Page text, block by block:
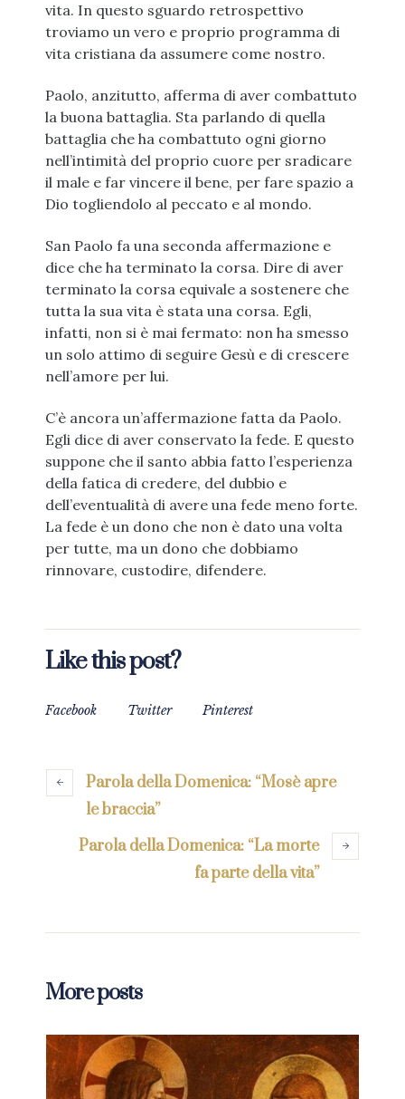
vita. In questo sguardo retrospettivo
troviamo un vero e proprio programma di
vita cristiana da assumere come nostro.
Paolo, anzitutto, afferma di aver combattuto
la buona battaglia. Sta parlando di quella
battaglia che ha combattuto ogni giorno
nell’intimità del proprio cuore per sradicare
il male e far vincere il bene, per fare spazio a
Dio togliendolo al peccato e al mondo.
San Paolo fa una seconda affermazione e
dice che ha terminato la corsa. Dire di aver
terminato la corsa equivale a sostenere che
tutta la sua vita è stata una corsa. Egli,
infatti, non si è mai fermato: non ha smesso
un solo attimo di seguire Gesù e di crescere
nell’amore per lui.
C’è ancora un’affermazione fatta da Paolo.
Egli dice di aver conservato la fede. E questo
suppone che il santo abbia fatto l’esperienza
della fatica di credere, del dubbio e
dell’eventualità di avere una fede meno forte.
La fede è un dono che non è dato una volta
per tutte, ma un dono che dobbiamo
rinnovare, custodire, difendere.
Like this post?
Facebook Twitter Pinterest
Parola della Domenica: “Mosè apre
le braccia”
Parola della Domenica: “La morte
fa parte della vita”
More posts